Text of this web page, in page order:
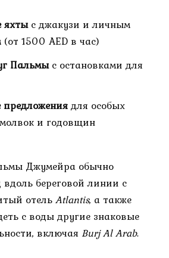
яхтыс джакузи и личным
1500 AED в час)
Пальмыс остановками для
для особых
и годовщин
Джумейра обычно
береговой линии с
отельAtlantis, а также
с воды другие знаковые
включая Burj Al Arab.